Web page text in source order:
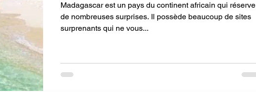
Madagascar est un pays du continent africain qui réserve
de nombreuses surprises. Il possède beaucoup de sites
surprenants qui ne vous...